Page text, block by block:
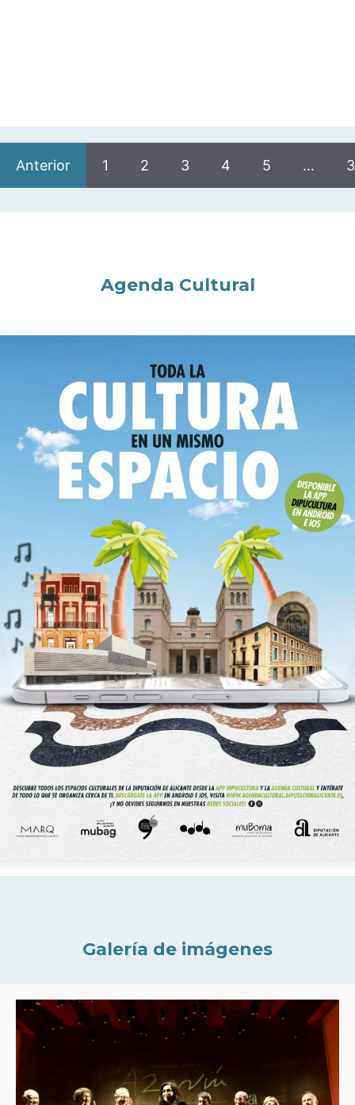
Anterior 1 2 3 4 5 …
Agenda Cultural
Galería de imágenes